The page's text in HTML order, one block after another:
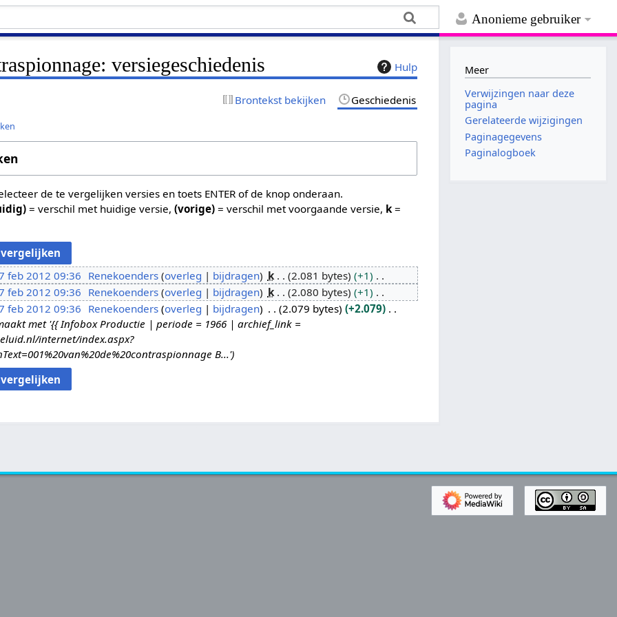
Anonieme gebruiker
Hulp
versiegeschiedenis
Brontekst bekijken Geschiedenis
de te vergelijken versies en toets ENTER of de knop onderaan.
= verschil met huidige versie,(vorige) = verschil met voorgaande versie, k =
feb 2012 09:36 Renekoenders overleg bijdragen k 2.081 bytes
+1
feb 2012 09:36 Renekoenders overleg bijdragen k 2.080 bytes
+1
feb 2012 09:36 Renekoenders overleg bijdragen 2.079 bytes
+2.079
met '{{ Infobox Productie | periode = 1966 | archief_link =
internet/index.aspx?
B...'
Meer
Verwijzingen naar deze
pagina
Gerelateerde wijzigingen
Paginagegevens
Paginalogboek